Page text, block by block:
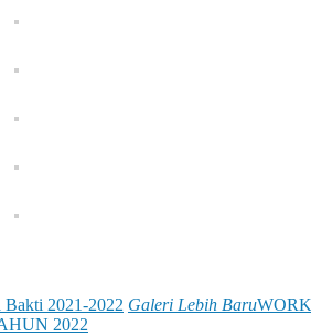
Bakti 2021-2022 Galeri Lebih Baru
2022